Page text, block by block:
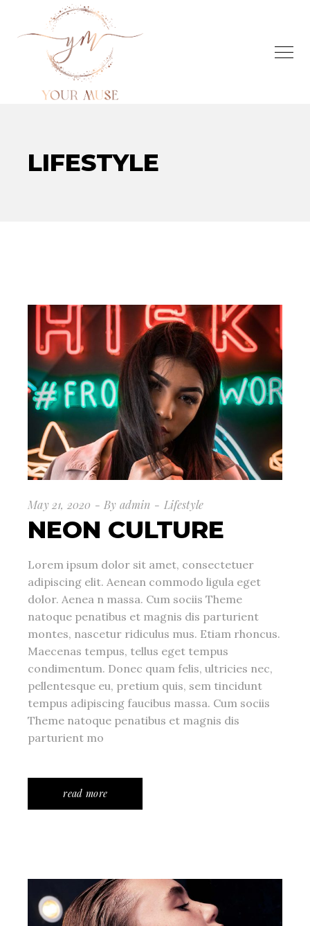
LIFESTYLE
May 21, 2020 By admin Lifestyle
NEON CULTURE
Lorem ipsum dolor sit amet, consectetuer
adipiscing elit. Aenean commodo ligula eget
dolor. Aenea n massa. Cum sociis Theme
natoque penatibus et magnis dis parturient
montes, nascetur ridiculus mus. Etiam rhoncus.
Maecenas tempus, tellus eget tempus
condimentum. Donec quam felis, ultricies nec,
pellentesque eu, pretium quis, sem tincidunt
tempus adipiscing faucibus massa. Cum sociis
Theme natoque penatibus et magnis dis
parturient mo
read more